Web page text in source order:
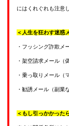
にはくれぐれも注意
＜人生を狂わす迷惑
・フッシング詐欺メ
・架空請求メール（
・乗っ取りメール（
・勧誘メール（副業
＜もし引っかかった